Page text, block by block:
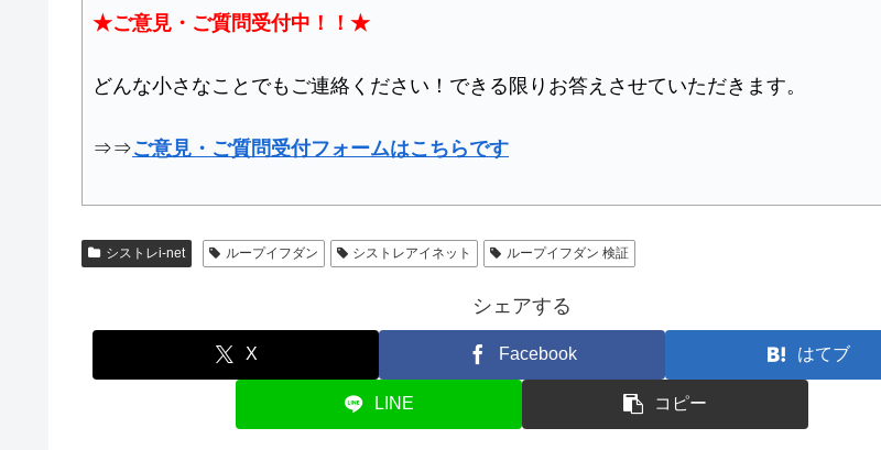
★ご意見・ご質問受付中！！★
どんな小さなことでもご連絡ください！できる限りお答えさせていただきます。
⇒⇒ご意見・ご質問受付フォームはこちらです
シストレi-net ループイフダン シストレアイネット ループイフダン 検証
シェアする
X Facebook はてブ
LINE コピー